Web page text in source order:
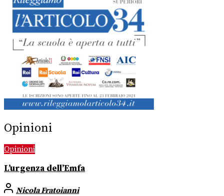
Opinioni
Opinioni
L’urgenza dell’Emfa
Nicola Fratoianni